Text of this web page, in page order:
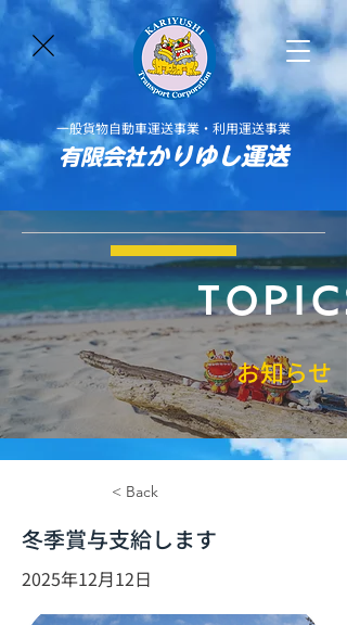
一般貨物自動車運送事業・利用運送事業
有限会社かりゆし運送
お知らせ
< Back
冬季賞与支給します
2025年12月12日